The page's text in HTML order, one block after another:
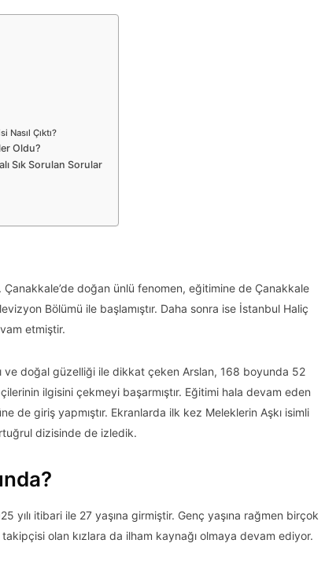
Çıktı?
Oldu?
Sık Sorulan Sorular
doğan ünlü fenomen, eğitimine de Çanakkale
Bölümü ile başlamıştır. Daha sonra ise İstanbul Haliç
etmiştir.
ve doğal güzelliği ile dikkat çeken Arslan, 168 boyunda 52
ilgisini çekmeyi başarmıştır. Eğitimi hala devam eden
de giriş yapmıştır. Ekranlarda ilk kez Meleklerin Aşkı isimli
dizisinde de izledik.
yılı itibari ile 27 yaşına girmiştir. Genç yaşına rağmen birçok
olan kızlara da ilham kaynağı olmaya devam ediyor.